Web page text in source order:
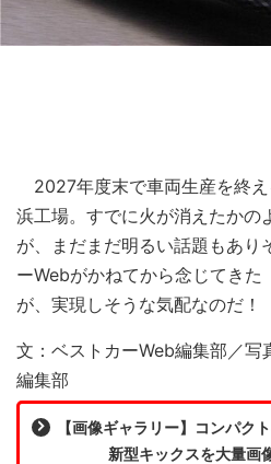
2027年度末で車両生産を終
浜工場。すでに火が消えたかの
が、まだまだ明るい話題もあり
ーWebがかねてから念じてきた
が、実現しそうな気配なのだ！
文：ベストカーWeb編集部／写
編集部
【画像ギャラリー】コンパク
新型キックスを大量画